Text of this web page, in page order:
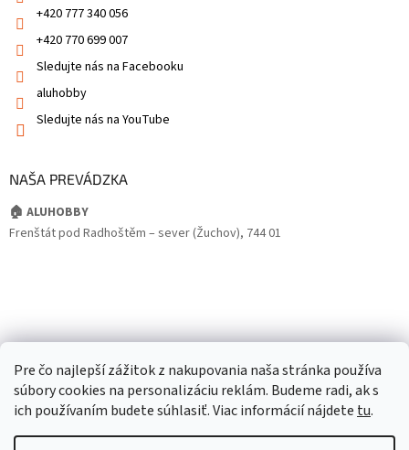
Pre čo najlepší zážitok z nakupovania naša stránka používa
súbory cookies na personalizáciu reklám. Budeme radi, ak s
ich používaním budete súhlasiť. Viac informácií nájdete tu.
+420 777 340 056
+420 770 699 007
Sledujte nás na Facebooku
aluhobby
Sledujte nás na YouTube
NAŠA PREVÁDZKA
🏠 ALUHOBBY
Frenštát pod Radhoštěm – sever (Žuchov), 744 01